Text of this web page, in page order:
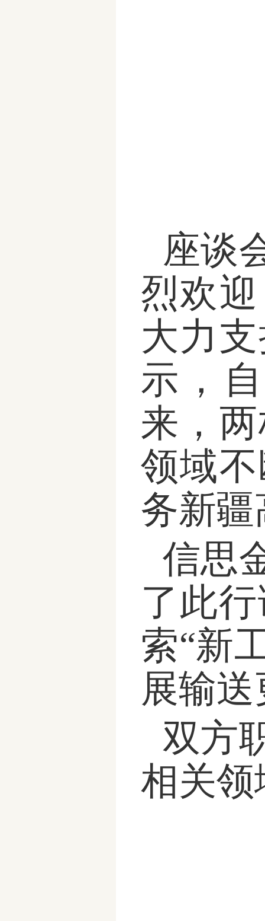
座谈
烈欢
大力
示，
来，
领域
务新
信思
了此
索“新
展输
双方
相关领